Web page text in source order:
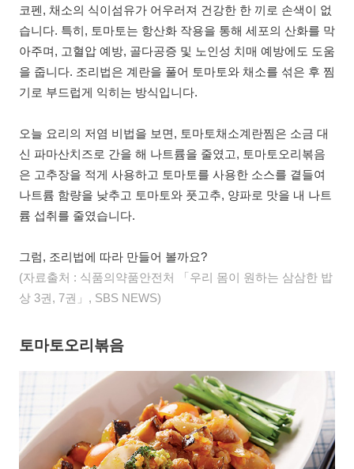
코펜, 채소의 식이섬유가 어우러져 건강한 한 끼로 손색이 없
습니다. 특히, 토마토는 항산화 작용을 통해 세포의 산화를 막
아주며, 고혈압 예방, 골다공증 및 노인성 치매 예방에도 도움
을 줍니다. 조리법은 계란을 풀어 토마토와 채소를 섞은 후 찜
기로 부드럽게 익히는 방식입니다.
오늘 요리의 저염 비법을 보면, 토마토채소계란찜은 소금 대
신 파마산치즈로 간을 해 나트륨을 줄였고, 토마토오리볶음
은 고추장을 적게 사용하고 토마토를 사용한 소스를 곁들여
나트륨 함량을 낮추고 토마토와 풋고추, 양파로 맛을 내 나트
륨 섭취를 줄였습니다.
그럼, 조리법에 따라 만들어 볼까요?
(자료출처 : 식품의약품안전처 「우리 몸이 원하는 삼삼한 밥
상 3권, 7권」, SBS NEWS)
토마토오리볶음